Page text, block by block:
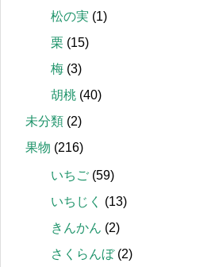
松の実 (1)
栗 (15)
梅 (3)
胡桃 (40)
未分類 (2)
果物 (216)
いちご (59)
いちじく
(13)
きんかん (2)
さくらんぼ(2)